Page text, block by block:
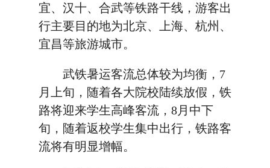
宜、汉十、合武等铁路干线，游客出
行主要目的地为北京、上海、杭州、
宜昌等旅游城市。
武铁暑运客流总体较为均衡，7
月上旬，随着各大院校陆续放假，铁
路将迎来学生高峰客流，8月中下
旬，随着返校学生集中出行，铁路客
流将有明显增幅。